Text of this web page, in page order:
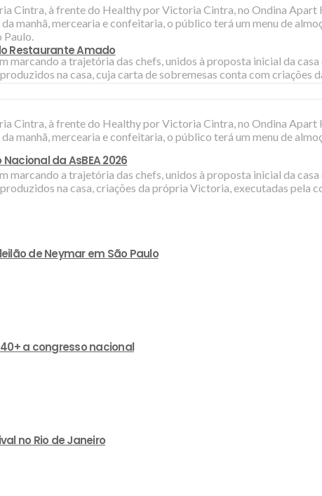
Restaurante Amado
da AsBEA 2026
de Neymar em São Paulo
a congresso nacional
no Rio de Janeiro
Cintra, à frente do Healthy por Victoria Cintra, no Ondina
manhã, mercearia e confeitaria, o público terá um menu de
marcando a trajetória das chefs, unidos à proposta inicial da
na casa, cuja carta de sobremesas conta com
Cintra, à frente do Healthy por Victoria Cintra, no Ondina
manhã, mercearia e confeitaria, o público terá um menu de
marcando a trajetória das chefs, unidos à proposta inicial da
na casa, criações da própria Victoria, executadas pela